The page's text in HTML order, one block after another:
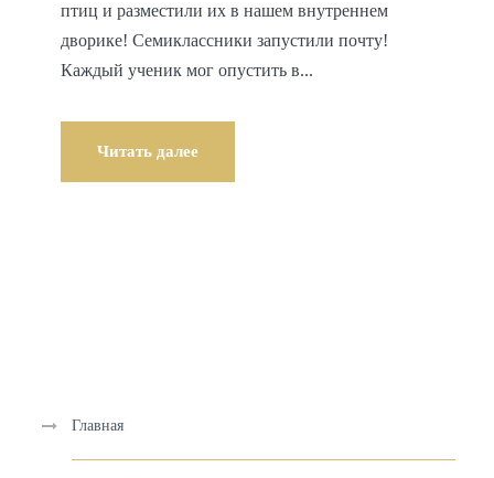
птиц и разместили их в нашем внутреннем
дворике! Семиклассники запустили почту!
Каждый ученик мог опустить в...
Читать далее
Главная